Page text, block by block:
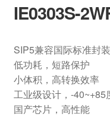
IE0303S-
SIP5兼容国际标准封装
低功耗，短路保护
小体积，高转换效率
工业级设计，-40~+85
国产芯片，高性能